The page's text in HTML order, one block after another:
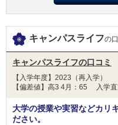
備考
春の募集
秋の募集
は高校
す。
キャンパスライフの
キャンパスライフの口コミ
【入学年度】2023（再入学）
【偏差値】高3 4月：65 入学
大学の授業や実習などカリ
ださい。